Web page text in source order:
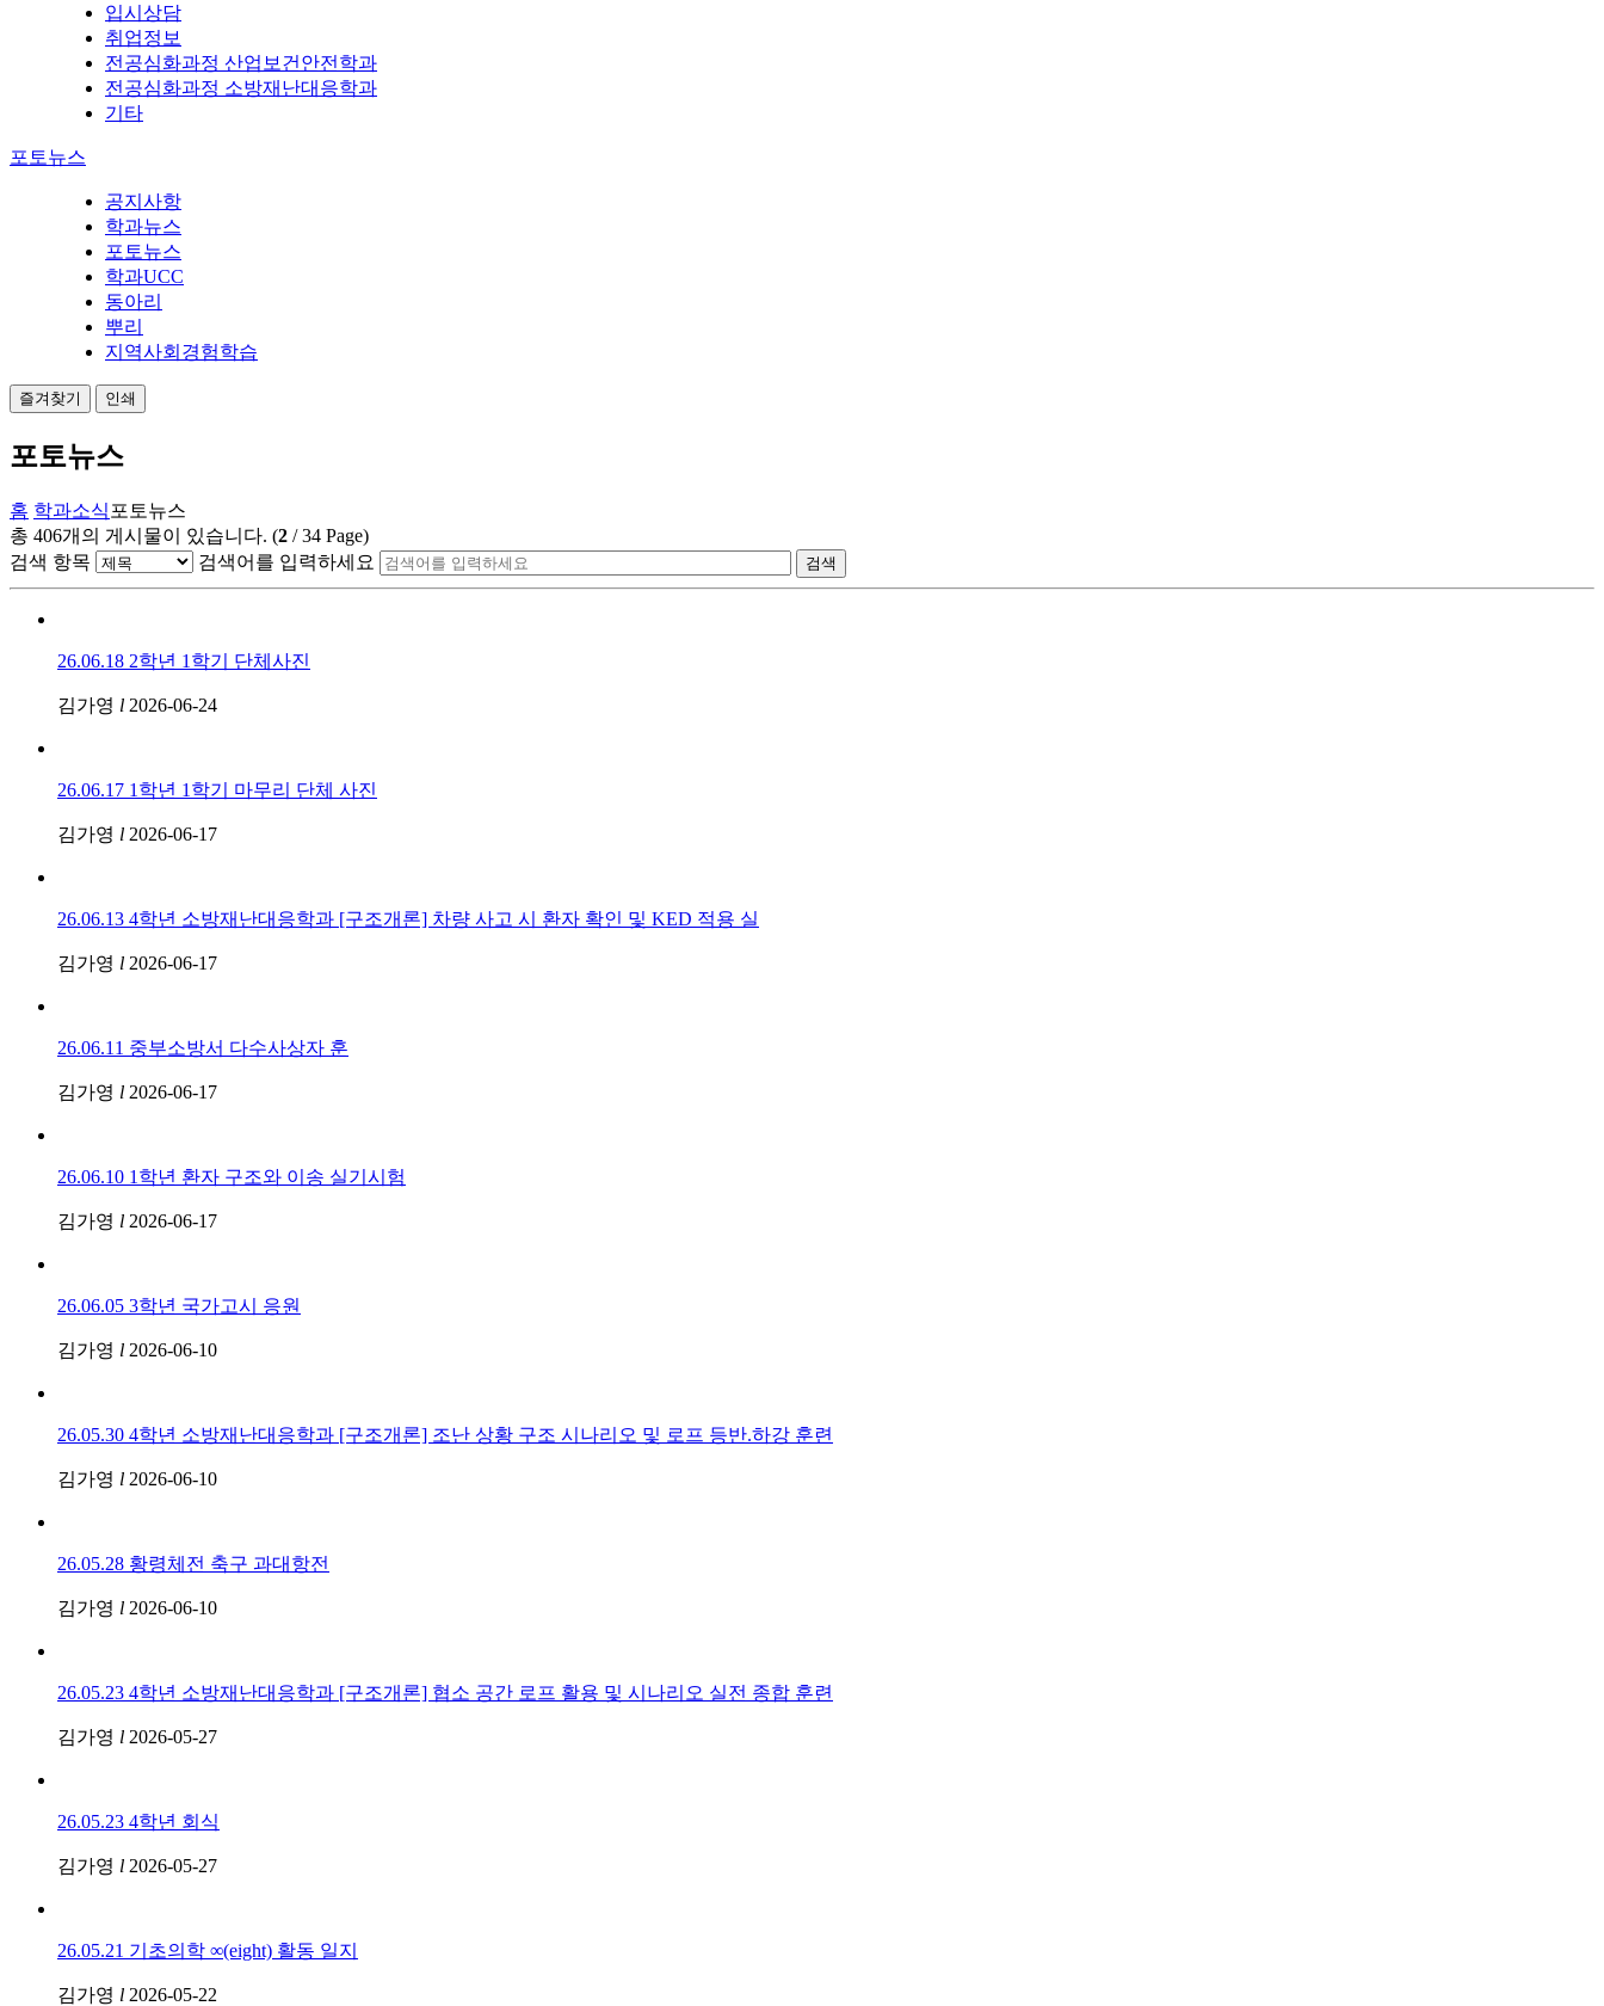
입시상담
취업정보
전공심화과정 산업보건안전학과
전공심화과정 소방재난대응학과
기타
포토뉴스
공지사항
학과뉴스
포토뉴스
학과UCC
동아리
뿌리
지역사회경험학습
즐겨찾기 인쇄
포토뉴스
홈 학과소식 포토뉴스
총 406개의 게시물이 있습니다. (2 /34 Page)
검색 항목
검색어를 입력하세요 검색
26.06.18 2학년 1학기 단체사진
김가영 l 2026-06-24
26.06.17 1학년 1학기 마무리 단체 사진
김가영 l 2026-06-17
26.06.13 4학년 소방재난대응학과 [구조개론] 차량 사고 시 환자 확인 및 KED 적용 실
김가영 l 2026-06-17
26.06.11 중부소방서 다수사상자 훈
김가영 l 2026-06-17
26.06.10 1학년 환자 구조와 이송 실기시험
김가영 l 2026-06-17
26.06.05 3학년 국가고시 응원
김가영 l 2026-06-10
26.05.30 4학년 소방재난대응학과 [구조개론] 조난 상황 구조 시나리오 및 로프 등반.하강 훈련
김가영 l 2026-06-10
26.05.28 황령체전 축구 과대항전
김가영 l 2026-06-10
26.05.23 4학년 소방재난대응학과 [구조개론] 협소 공간 로프 활용 및 시나리오 실전 종합 훈련
김가영 l 2026-05-27
26.05.23 4학년 회식
김가영 l 2026-05-27
26.05.21 기초의학 ∞(eight) 활동 일지
김가영 l 2026-05-22